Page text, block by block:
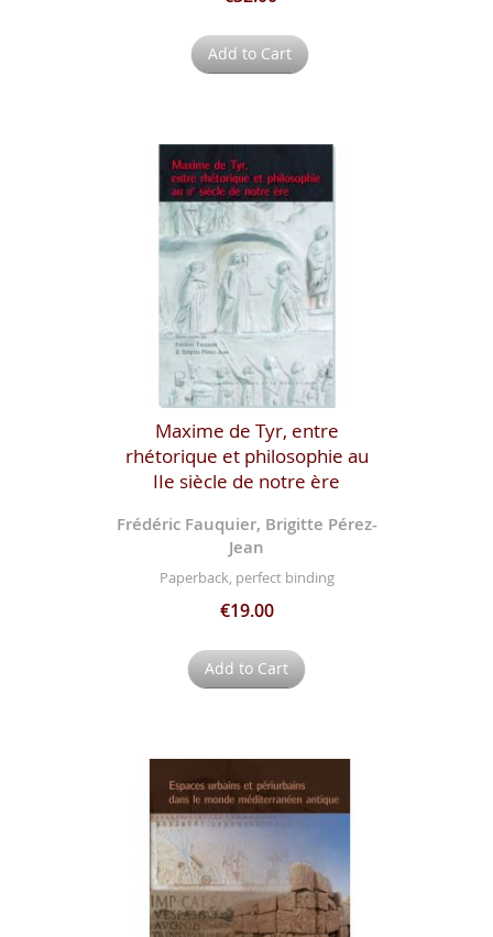
Add to Cart
Maxime de Tyr, entre
rhétorique et philosophie au
IIe siècle de notre ère
Frédéric Fauquier, Brigitte Pérez-
Jean
Paperback, perfect binding
€19.00
Add to Cart